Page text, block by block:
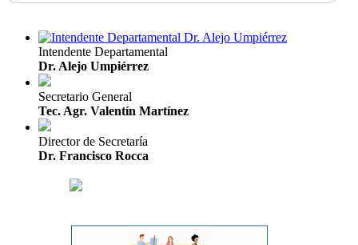
Intendente Departamental
Dr. Alejo Umpiérrez
Secretario General
Tec. Agr. Valentín Martínez
Director de Secretaría
Dr. Francisco Rocca